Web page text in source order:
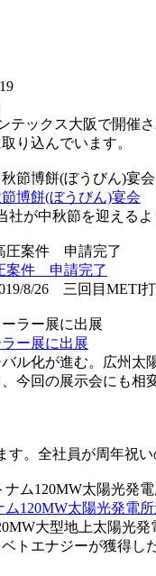
テックス大阪で開
り込んでいます。
博餅(ぼうびん)宴会
が中秋節を迎える
案件 申請完了
8/26 三回目METI
ー展に出展
ル化が進む。広州
今回の展示会にも相
。全社員が周年祝い
120MW太陽光発電
大型地上太陽光
トエナジーが獲得し